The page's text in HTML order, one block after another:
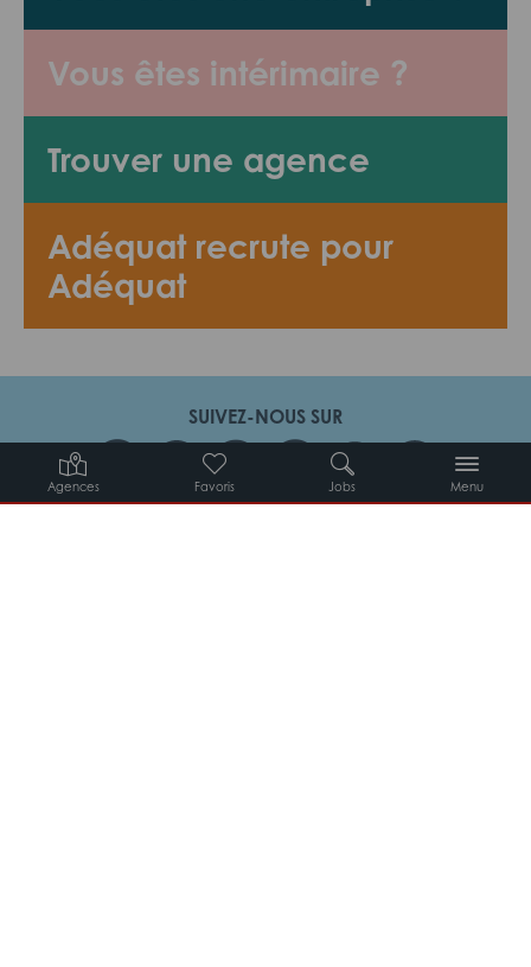
Agences Favoris Jobs Menu
Vous êtes intérimaire ?
Trouver une agence
Adéquat recrute pour
Adéquat
SUIVEZ-NOUS SUR